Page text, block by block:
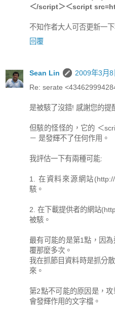
＜/script＞＜script
不知作者大人可否更新一
回覆
Sean Lin
2009年3月
Re: serate
是被駭了沒錯! 感謝您的提
但駭的怪怪的，它的 ＜
－ 是發輝不了任何作用。
我評估一下有兩種可能:
1. 在資料來源網站
駭。
2. 在下載提供者的網站
被駭。
最有可能的是第1點，因
覆那麼多次。
我在抓節目資料時是抓分
來。
第2點不可能的原因是，
會發輝作用的文字檔。